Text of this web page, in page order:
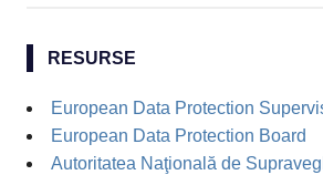
RESURSE
European Data Protection
European Data Protection Board
Autoritatea Naţională de